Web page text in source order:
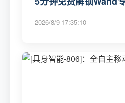
2026/8/9 17:35:10